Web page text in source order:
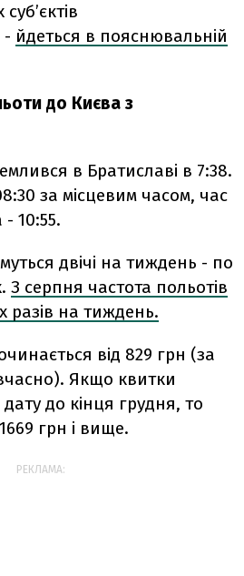
- йдеться в пояснювальній
до Києва з
в Братиславі в 7:38.
за місцевим часом, час
10:55.
двічі на тиждень - по
З серпня частота польотів
разів на тиждень.
від 829 грн (за
Якщо квитки
до кінця грудня, то
грн і вище.
РЕКЛАМА: